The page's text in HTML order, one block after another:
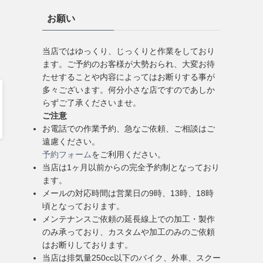
お願い
当店ではゆっくり、じっくりと作業をしており
ます。ご予約のお客様が大勢おられ、大変お待
たせすることや内容によってはお断りする事が
多々ございます。何分小さな店ですのであしか
らずご了承くださいませ。
ご注意
お電話での作業予約、急なご依頼、ご相談はご
遠慮ください。
予約フォームをご利用ください。
当店は1ヶ月以前からの完全予約制となっており
ます。
メールの対応時間は営業日の9時、13時、18時
頃となっております。
メンテナンスご依頼の延長線上での加工・製作
のみ承っており、カスタムや加工のみのご依頼
はお断りしております。
当店は排気量250cc以下のバイク、外車、スクー